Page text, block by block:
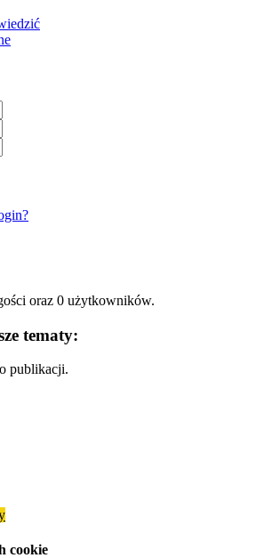
oraz 0 użytkowników.
tematy:
publikacji.
cookie